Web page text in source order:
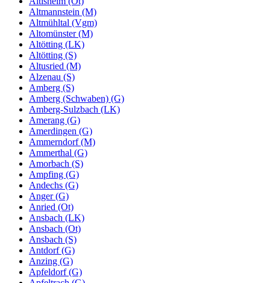
Altmannstein (M)
Altmühltal (Vgm)
Altomünster (M)
Altötting (LK)
Altötting (S)
Altusried (M)
Alzenau (S)
Amberg (S)
Amberg (Schwaben) (G)
Amberg-Sulzbach (LK)
Amerang (G)
Amerdingen (G)
Ammerndorf (M)
Ammerthal (G)
Amorbach (S)
Ampfing (G)
Andechs (G)
Anger (G)
Anried (Ot)
Ansbach (LK)
Ansbach (Ot)
Ansbach (S)
Antdorf (G)
Anzing (G)
Apfeldorf (G)